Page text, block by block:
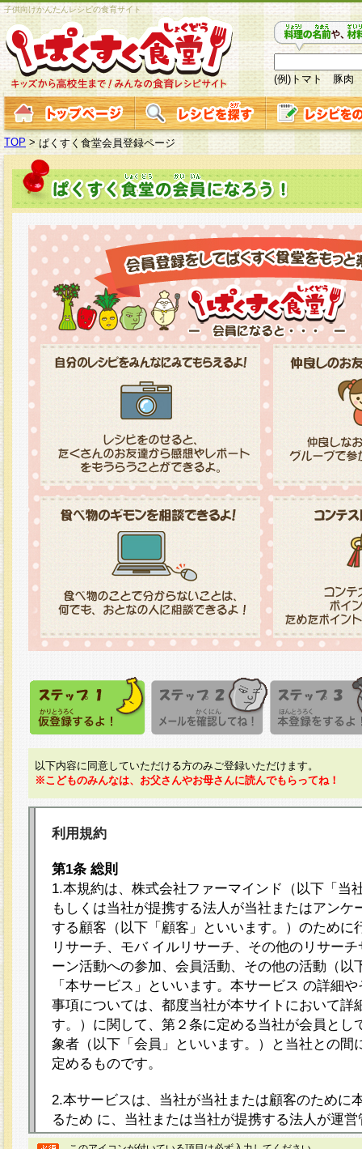
子供向けかんたんレシピの食育サイト
(例)トマト 豚肉
TOP > ぱくすく食堂会員登録ページ
以下内容に同意していただける方のみご登録いただけます。
※こどものみんなは、お父さんやお母さんに読んでもらってね！
利用規約
第1条 総則
1.本規約は、株式会社ファーマインド（以下「当
もしくは当社が提携する法人が当社またはアンケ
する顧客（以下「顧客」といいます。）のために
リサーチ、モバ イルリサーチ、その他のリサー
ーン活動への参加、会員活動、その他の活動（以
「本サービス」といいます。本サービス の詳細
事項については、都度当社が本サイトにおいて詳
す。）に関して、第２条に定める当社が会員とし
象者（以下「会員」といいます。）と当社との間
定めるものです。
2.本サービスは、当社が当社または顧客のために
るため に、当社または当社が提携する法人が運
ト（以下「本サイト」といいます。）上に本サー